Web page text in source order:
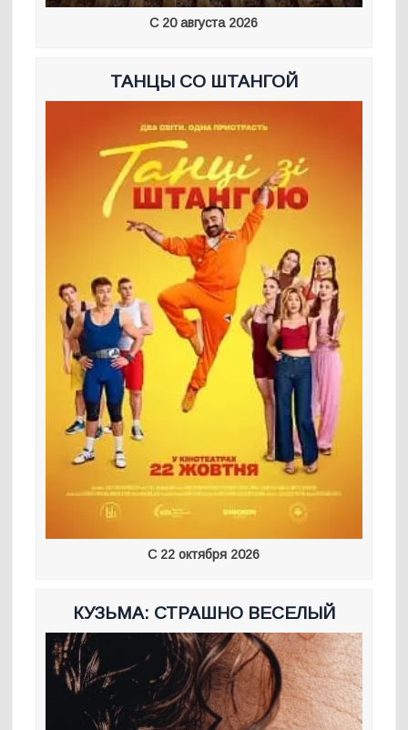
С 20 августа 2026
ТАНЦЫ СО ШТАНГОЙ
С 22 октября 2026
КУЗЬМА: СТРАШНО ВЕСЕЛЫЙ